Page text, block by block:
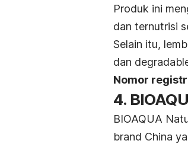
Produk ini
dan ternutrisi
Selain itu,
dan
Nomor
4.
BIOAQUA
brand China